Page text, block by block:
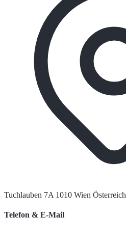
Tuchlauben 7A 1010 Wien Österreich
Telefon & E-Mail